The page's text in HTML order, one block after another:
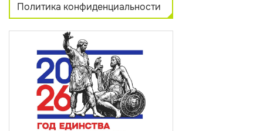
Политика конфиденциальности